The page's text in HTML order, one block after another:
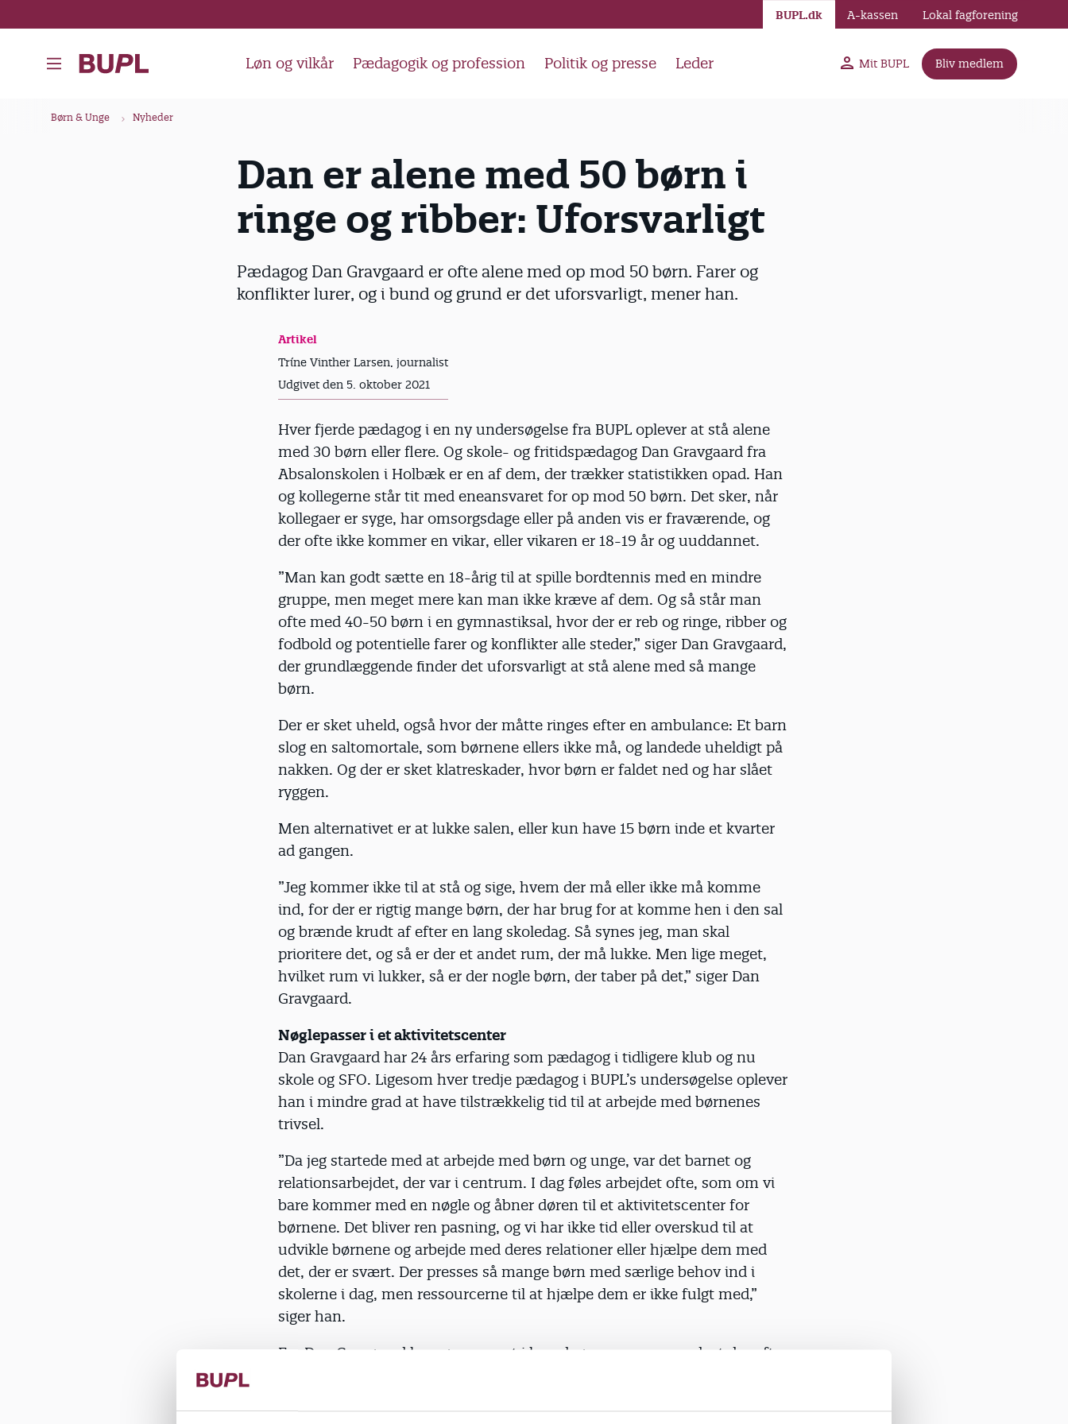
å
Løn og vilkår Pædagogik og profession Politik og presse Leder Mit BUPL Bliv medlem
BUPL.dk A-kassen Lokal fagforening
Børn & Unge Nyheder
Dan er alene med 50 børn i
ringe og ribber: Uforsvarligt
Pædagog Dan Gravgaard er ofte alene med op mod 50 børn. Farer og
konflikter lurer, og i bund og grund er det uforsvarligt, mener han.
Artikel
Tríne Vinther Larsen, journalist
Udgivet den 5. oktober 2021
Hver fjerde pædagog i en ny undersøgelse fra BUPL oplever at stå alene
med 30 børn eller flere. Og skole- og fritidspædagog Dan Gravgaard fra
Absalonskolen i Holbæk er en af dem, der trækker statistikken opad. Han
og kollegerne står tit med eneansvaret for op mod 50 børn. Det sker, når
kollegaer er syge, har omsorgsdage eller på anden vis er fraværende, og
der ofte ikke kommer en vikar, eller vikaren er 18-19 år og uuddannet.
”Man kan godt sætte en 18-årig til at spille bordtennis med en mindre
gruppe, men meget mere kan man ikke kræve af dem. Og så står man
ofte med 40-50 børn i en gymnastiksal, hvor der er reb og ringe, ribber og
fodbold og potentielle farer og konflikter alle steder,” siger Dan Gravgaard,
der grundlæggende finder det uforsvarligt at stå alene med så mange
børn.
Der er sket uheld, også hvor der måtte ringes efter en ambulance: Et barn
slog en saltomortale, som børnene ellers ikke må, og landede uheldigt på
nakken. Og der er sket klatreskader, hvor børn er faldet ned og har slået
ryggen.
Men alternativet er at lukke salen, eller kun have 15 børn inde et kvarter
ad gangen.
”Jeg kommer ikke til at stå og sige, hvem der må eller ikke må komme
ind, for der er rigtig mange børn, der har brug for at komme hen i den sal
og brænde krudt af efter en lang skoledag. Så synes jeg, man skal
prioritere det, og så er der et andet rum, der må lukke. Men lige meget,
hvilket rum vi lukker, så er der nogle børn, der taber på det,” siger Dan
Gravgaard.
Nøglepasser i et aktivitetscenter
Dan Gravgaard har 24 års erfaring som pædagog i tidligere klub og nu
skole og SFO. Ligesom hver tredje pædagog i BUPL’s undersøgelse oplever
han i mindre grad at have tilstrækkelig tid til at arbejde med børnenes
trivsel.
”Da jeg startede med at arbejde med børn og unge, var det barnet og
relationsarbejdet, der var i centrum. I dag føles arbejdet ofte, som om vi
bare kommer med en nøgle og åbner døren til et aktivitetscenter for
børnene. Det bliver ren pasning, og vi har ikke tid eller overskud til at
udvikle børnene og arbejde med deres relationer eller hjælpe dem med
det, der er svært. Der presses så mange børn med særlige behov ind i
skolerne i dag, men ressourcerne til at hjælpe dem er ikke fulgt med,”
siger han.
For Dan Gravgaard hænger presset i hverdagen sammen med, at der ofte